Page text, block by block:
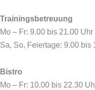
Trainingsbetreuung
Mo – Fr: 9.00 bis 21.00 Uhr
Sa, So, Feiertage: 9.00 bis
Bistro
Mo – Fr: 10.00 bis 22.30